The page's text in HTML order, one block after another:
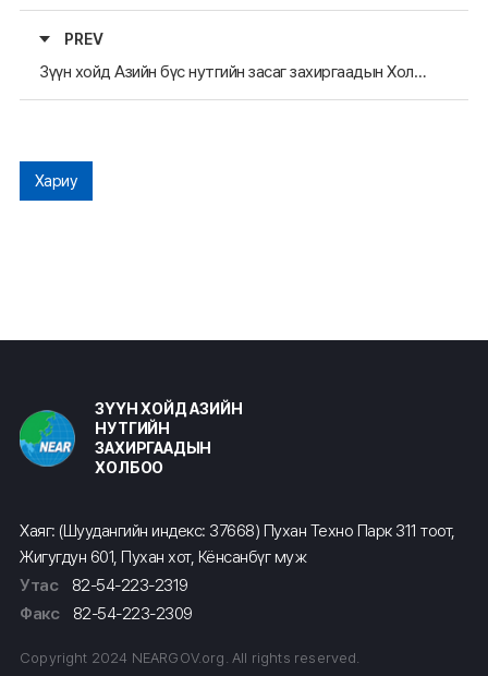
PREV
Зүүн хойд Азийн бүс нутгийн засаг захиргаадын Холбоо Ажлын Хорооны 6-р хурал
Хариу
ЗҮҮН ХОЙД АЗИЙН
НУТГИЙН
ЗАХИРГААДЫН
ХОЛБОО
Хаяг: (Шуудангийн индекс: 37668) Пухан Техно Парк 311 тоот,
Жигугдун 601, Пухан хот, Кёнсанбүг муж
Утас
82-54-223-2319
Факс
82-54-223-2309
Copyright 2024 NEARGOV.org. All rights reserved.